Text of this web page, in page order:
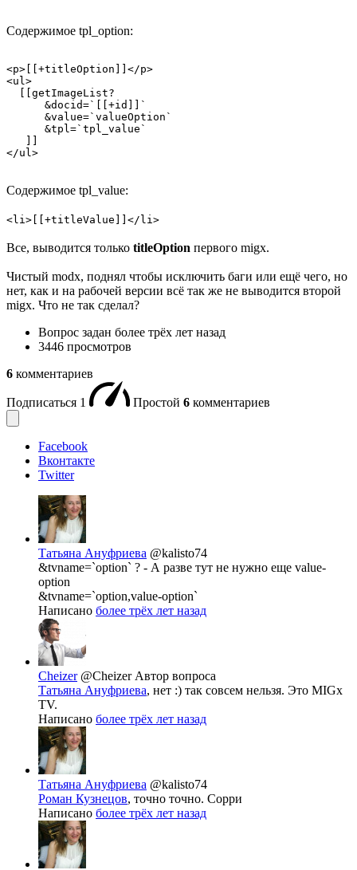
Содержимое tpl_option:
<p>[[+titleOption]]</p>
<ul>
  [[getImageList?
      &docid=`[[+id]]`
      &value=`valueOption`
      &tpl=`tpl_value`
</ul>
Содержимое tpl_value:
<li>[[+titleValue]]</li>
Все, выводится только titleOption первого migx.
Чистый modx, поднял чтобы исключить баги или ещё чего, но
нет, как и на рабочей версии всё так же не выводится второй
migx. Что не так сделал?
Вопрос задан более трёх лет назад
3446 просмотров
6 комментариев
Подписаться 1 Простой 6 комментариев
Facebook
Вконтакте
Twitter
Татьяна Ануфриева @kalisto74
&tvname=`option` ? - А разве тут не нужно еще value-
option
&tvname=`option,value-option`
Написано более трёх лет назад
Cheizer @Cheizer Автор вопроса
Татьяна Ануфриева, нет :) так совсем нельзя. Это MIGx
TV.
Написано более трёх лет назад
Татьяна Ануфриева @kalisto74
Роман Кузнецов, точно точно. Сорри
Написано более трёх лет назад